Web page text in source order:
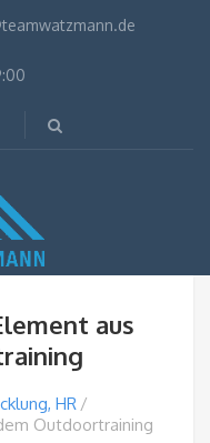
aus
HR
Outdoortraining